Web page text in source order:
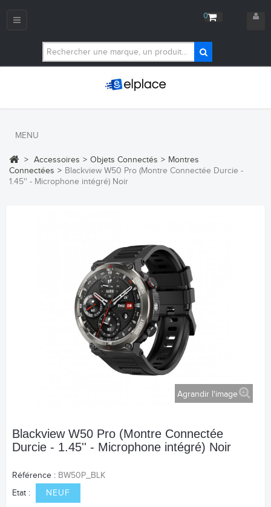
0
Navigation
MENU
> Accessoires > Objets Connectés > Montres
Connectées > Blackview W50 Pro (Montre Connectée Durcie -
1.45'' - Microphone intégré) Noir
Agrandir l'image
Blackview W50 Pro (Montre Connectée
Durcie - 1.45'' - Microphone intégré) Noir
Référence : BW50P_BLK
Etat :
NEUF